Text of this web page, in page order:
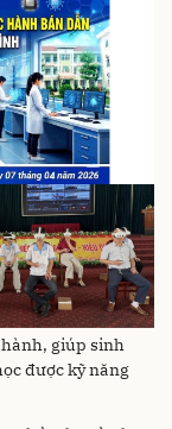
giúp sinh
được kỹ năng